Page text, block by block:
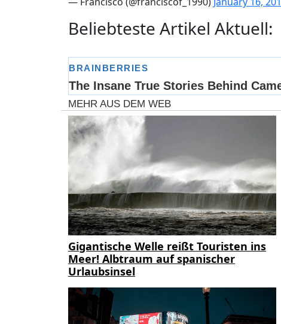
Beliebteste Artikel Aktuell:
MEHR AUS DEM WEB
Gigantische Welle reißt Touristen ins
Meer! Albtraum auf spanischer
Urlaubsinsel